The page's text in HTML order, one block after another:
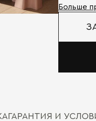
Больше
ГАРАНТИЯ И